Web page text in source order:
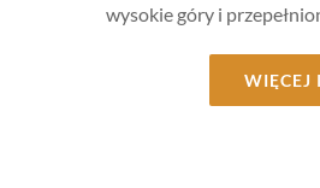
wysokie góry i
WIĘCEJ